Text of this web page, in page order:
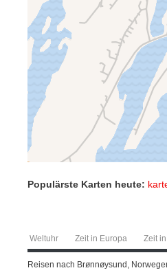
Populärste Karten heute:
Weltuhr Zeit in Europa Zeit
Reisen nach Brønnøysund,